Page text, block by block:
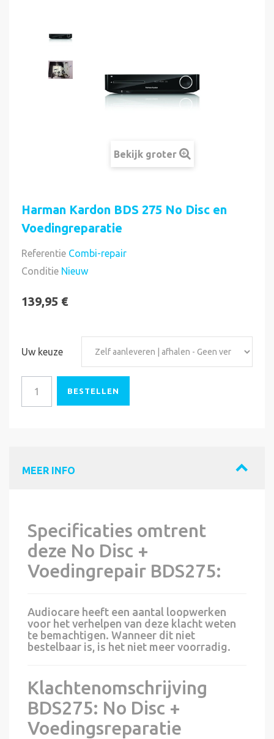
Bekijk groter
Harman Kardon BDS 275 No Disc en
Voedingreparatie
Referentie Combi-repair
Conditie Nieuw
139,95 €
Uw keuze
BESTELLEN
MEER INFO
Specificaties omtrent
deze No Disc +
Voedingrepair BDS275:
Audiocare heeft een aantal loopwerken
voor het verhelpen van deze klacht weten
te bemachtigen. Wanneer dit niet
bestelbaar is, is het niet meer voorradig.
Klachtenomschrijving
BDS275: No Disc +
Voedingsreparatie